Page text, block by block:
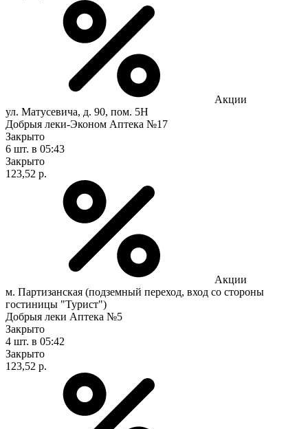
Акции
ул. Матусевича, д. 90, пом. 5Н
Добрыя леки-Эконом Аптека №17
Закрыто
6 шт. в 05:43
Закрыто
123,52 р.
Акции
м. Партизанская (подземный переход, вход со стороны
гостиницы "Турист")
Добрыя леки Аптека №5
Закрыто
4 шт. в 05:42
Закрыто
123,52 р.